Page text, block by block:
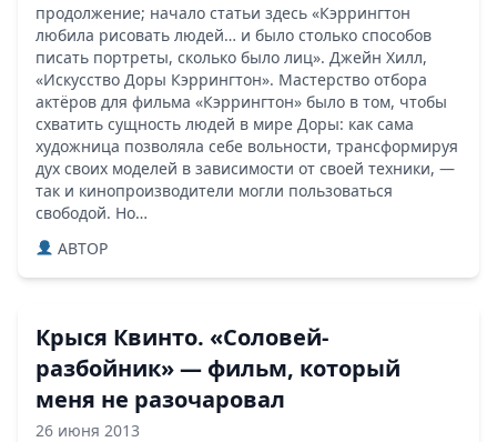
продолжение; начало статьи здесь «Кэррингтон
любила рисовать людей… и было столько способов
писать портреты, сколько было лиц». Джейн Хилл,
«Искусство Доры Кэррингтон». Мастерство отбора
актёров для фильма «Кэррингтон» было в том, чтобы
схватить сущность людей в мире Доры: как сама
художница позволяла себе вольности, трансформируя
дух своих моделей в зависимости от своей техники, —
так и кинопроизводители могли пользоваться
свободой. Но…
ABTOP
Крыся Квинто. «Соловей-
разбойник» — фильм, который
меня не разочаровал
26 июня 2013